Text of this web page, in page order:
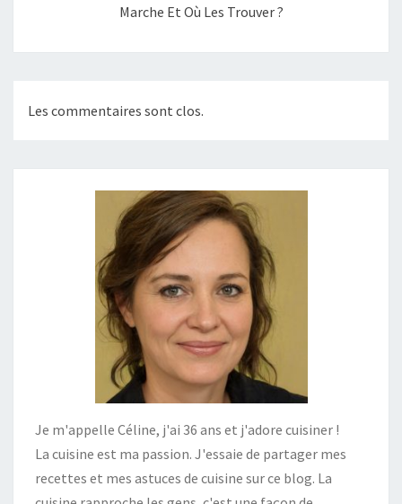
Marche Et Où Les Trouver ?
Les commentaires sont clos.
Je m'appelle Céline, j'ai 36 ans et j'adore cuisiner !
La cuisine est ma passion. J'essaie de partager mes
recettes et mes astuces de cuisine sur ce blog. La